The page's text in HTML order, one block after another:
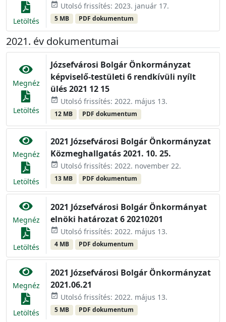
Letöltés
event_available Utolsó frissítés: 2023. január 17.
5 MB PDF dokumentum
2021. év dokumentumai
Megnéz
Letöltés
Józsefvárosi Bolgár Önkormányzat
képviselő-testületi 6 rendkívüli nyílt
ülés 2021 12 15
event_available Utolsó frissítés: 2022. május 13.
12 MB PDF dokumentum
Megnéz
Letöltés
2021 Józsefvárosi Bolgár Önkormányzat
Közmeghallgatás 2021. 10. 25.
event_available Utolsó frissítés: 2022. november 22.
13 MB PDF dokumentum
Megnéz
Letöltés
2021 Józsefvárosi Bolgár Önkormányat
elnöki határozat 6 20210201
event_available Utolsó frissítés: 2022. május 13.
4 MB PDF dokumentum
Megnéz
Letöltés
2021 Józsefvárosi Bolgár Önkormányzat
2021.06.21
event_available Utolsó frissítés: 2022. május 13.
5 MB PDF dokumentum